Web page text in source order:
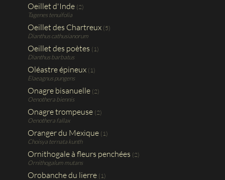
Oeillet d'Inde (2)
Tagenes tenuifolia
Oeillet des Chartreux (5)
Dianthus cathusianorum
Oeillet des poètes (1)
Dianthus barbatus
Oléastre épineux (1)
Elaeagnus pungens
Onagre bisanuelle (2)
Oenothera biennis
Onagre trompeuse (2)
Oenothera fallax
Oranger du Mexique (1)
Choisya ternata kunth
Ornithogale à fleurs penchées (2)
Ornithogalum mutans
Orobanche du lierre (1)